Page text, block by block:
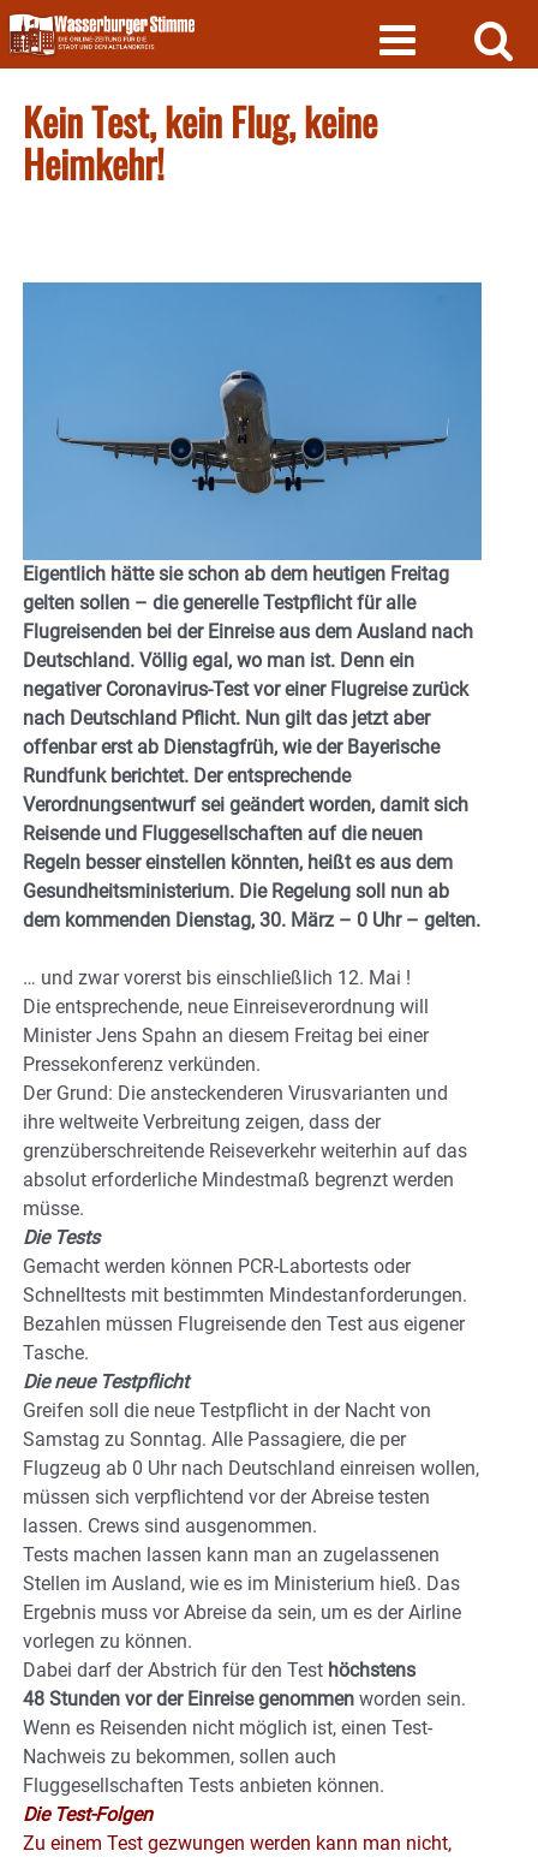
Skip
to
content
Kein Test, kein Flug, keine
Heimkehr!
Eigentlich hätte sie schon ab dem heutigen Freitag
gelten sollen – die generelle Testpflicht für alle
Flugreisenden bei der Einreise aus dem Ausland nach
Deutschland. Völlig egal, wo man ist. Denn ein
negativer Coronavirus-Test vor einer Flugreise zurück
nach Deutschland Pflicht. Nun gilt das jetzt aber
offenbar erst ab Dienstagfrüh, wie der Bayerische
Rundfunk berichtet. Der entsprechende
Verordnungsentwurf sei geändert worden, damit sich
Reisende und Fluggesellschaften auf die neuen
Regeln besser einstellen könnten, heißt es aus dem
Gesundheitsministerium. Die Regelung soll nun ab
dem kommenden Dienstag, 30. März – 0 Uhr – gelten.
… und zwar vorerst bis einschließlich 12. Mai !
Die entsprechende, neue Einreiseverordnung will
Minister Jens Spahn an diesem Freitag bei einer
Pressekonferenz verkünden.
Der Grund: Die ansteckenderen Virusvarianten und
ihre weltweite Verbreitung zeigen, dass der
grenzüberschreitende Reiseverkehr weiterhin auf das
absolut erforderliche Mindestmaß begrenzt werden
müsse.
Die Tests
Gemacht werden können PCR-Labortests oder
Schnelltests mit bestimmten Mindestanforderungen.
Bezahlen müssen Flugreisende den Test aus eigener
Tasche.
Die neue Testpflicht
Greifen soll die neue Testpflicht in der Nacht von
Samstag zu Sonntag. Alle Passagiere, die per
Flugzeug ab 0 Uhr nach Deutschland einreisen wollen,
müssen sich verpflichtend vor der Abreise testen
lassen. Crews sind ausgenommen.
Tests machen lassen kann man an zugelassenen
Stellen im Ausland, wie es im Ministerium hieß. Das
Ergebnis muss vor Abreise da sein, um es der Airline
vorlegen zu können.
Dabei darf der Abstrich für den Test höchstens
48 Stunden vor der Einreise genommen worden sein.
Wenn es Reisenden nicht möglich ist, einen Test-
Nachweis zu bekommen, sollen auch
Fluggesellschaften Tests anbieten können.
Die Test-Folgen
Zu einem Test gezwungen werden kann man nicht,